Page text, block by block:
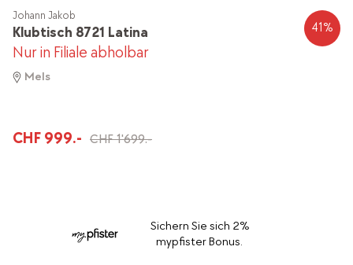
Klubtisch 8721 Latina
Johann Jakob
Nur in Filiale abholbar
Mels
41%
CHF 999.- CHF 1'699.-
Sichern Sie sich 2%
mypfister Bonus.